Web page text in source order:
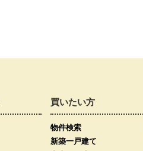
買いたい方
物件検索
新築一戸建て